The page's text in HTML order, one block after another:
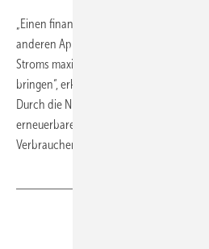
„Einen finanziellen Anreiz bietet unsere
anderen Apps nicht. Sie soll in erster
Stroms maximieren und mehr
bringen“, erklärt Leonhard Probst aus
Durch die Nutzung des Stroms in Zeiten
erneuerbaren Stroms könnten die
Verbraucher selbst aktiv an der